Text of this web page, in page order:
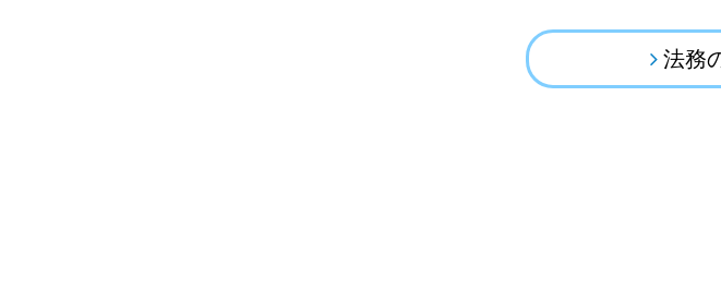
法務